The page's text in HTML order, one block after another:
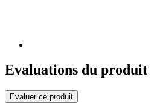
Evaluations du produit
Evaluer ce produit